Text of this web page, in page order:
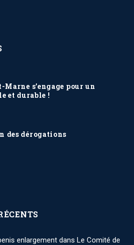
Marne s’engage pour un
et durable !
des dérogations
enlargement dans Le Comité de